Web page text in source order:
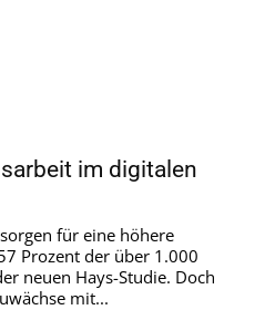
im digitalen
für eine höhere
Prozent der über 1.000
neuen Hays-Studie. Doch
mit...